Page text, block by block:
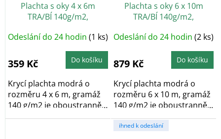
Plachta s oky 4 x 6m
TRA/BÍ 140g/m2,
Odeslání do 24 hodin (1 ks)
359 Kč Do košíku
Krycí plachta modrá o
rozměru 4 x 6 m, gramáž
140 g/m2 je oboustranně
laminovaná a po...
Plachta s oky 6 x 10m
TRA/BÍ 140g/m2,
Odeslání do 24 hodin (2 ks)
879 Kč Do košíku
Krycí plachta modrá o
rozměru 6 x 10 m, gramáž
140 g/m2 je oboustranně...
ihned k odeslání